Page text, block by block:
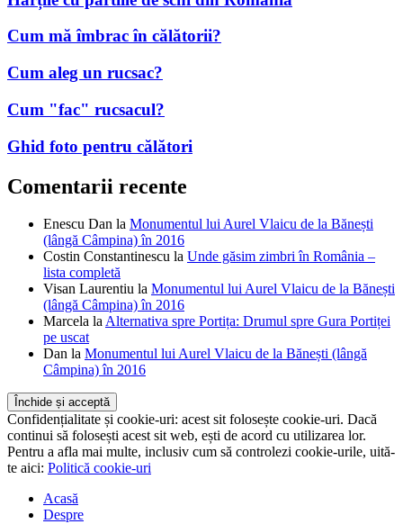
Cum mă îmbrac în călătorii?
Cum aleg un rucsac?
Cum "fac" rucsacul?
Ghid foto pentru călători
Comentarii recente
Enescu Dan la Monumentul lui Aurel Vlaicu de la Bănești
(lângă Câmpina) în 2016
Costin Constantinescu la Unde găsim zimbri în România –
lista completă
Visan Laurentiu la Monumentul lui Aurel Vlaicu de la Bănești
(lângă Câmpina) în 2016
Marcela laAlternativa spre Portița: Drumul spre Gura Portiței
pe uscat
Dan la Monumentul lui Aurel Vlaicu de la Bănești (lângă
Câmpina) în 2016
Confidențialitate și cookie-uri: acest sit folosește cookie-uri. Dacă
continui să folosești acest sit web, ești de acord cu utilizarea lor.
Pentru a afla mai multe, inclusiv cum să controlezi cookie-urile, uită-
te aici: Politică cookie-uri
Acasă
Despre